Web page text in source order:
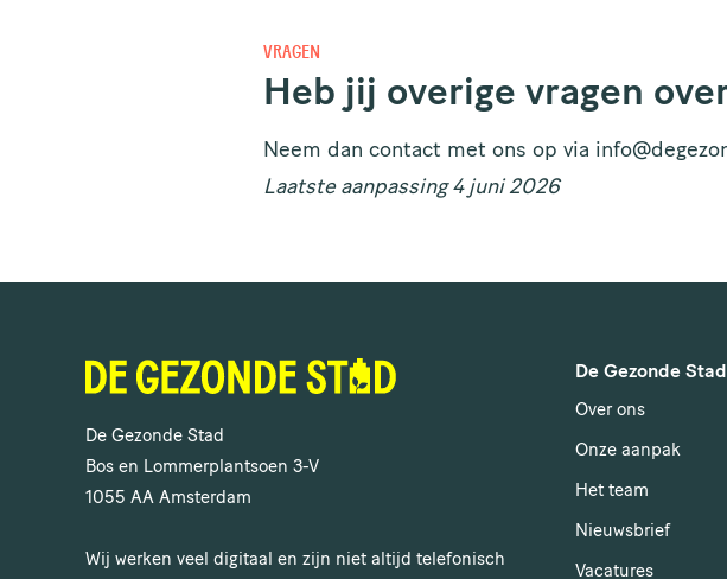
VRAGEN
Heb jij overige vragen
Neem dan contact met ons op via
Laatste aanpassing 4 juni 2026
De Gezonde Stad
Bos en Lommerplantsoen 3-V
1055 AA Amsterdam
Wij werken veel digitaal en zijn niet altijd telefonisch
De Gezonde Stad
Over ons
Onze aanpak
Het team
Nieuwsbrief
Vacatures